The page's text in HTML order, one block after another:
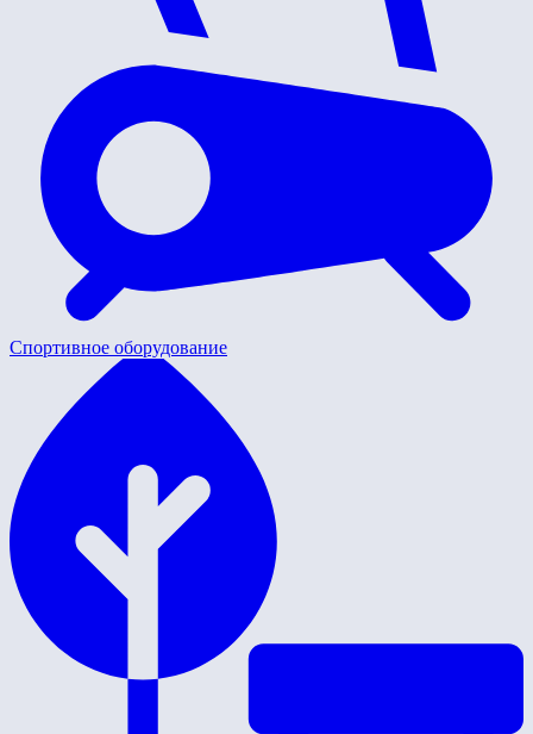
Спортивное оборудование